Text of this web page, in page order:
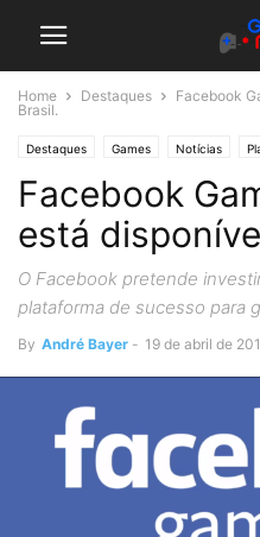
Home Destaques
Facebook
Brasil.
Destaques Games Notícias
Facebook
está
O Facebook pretende
plataforma de sucesso para
By André Bayer - 19 de abril de